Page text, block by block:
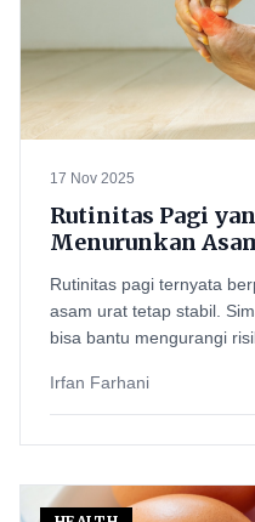
17 Nov 2025
Rutinitas Pagi
Menurunkan
Rutinitas pagi ternyata
asam urat tetap stabil.
bisa bantu mengurangi
Irfan Farhani